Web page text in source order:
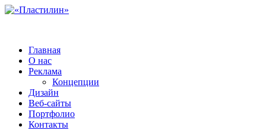
Главная
О нас
Реклама
Концепции
Дизайн
Веб-сайты
Портфолио
Контакты